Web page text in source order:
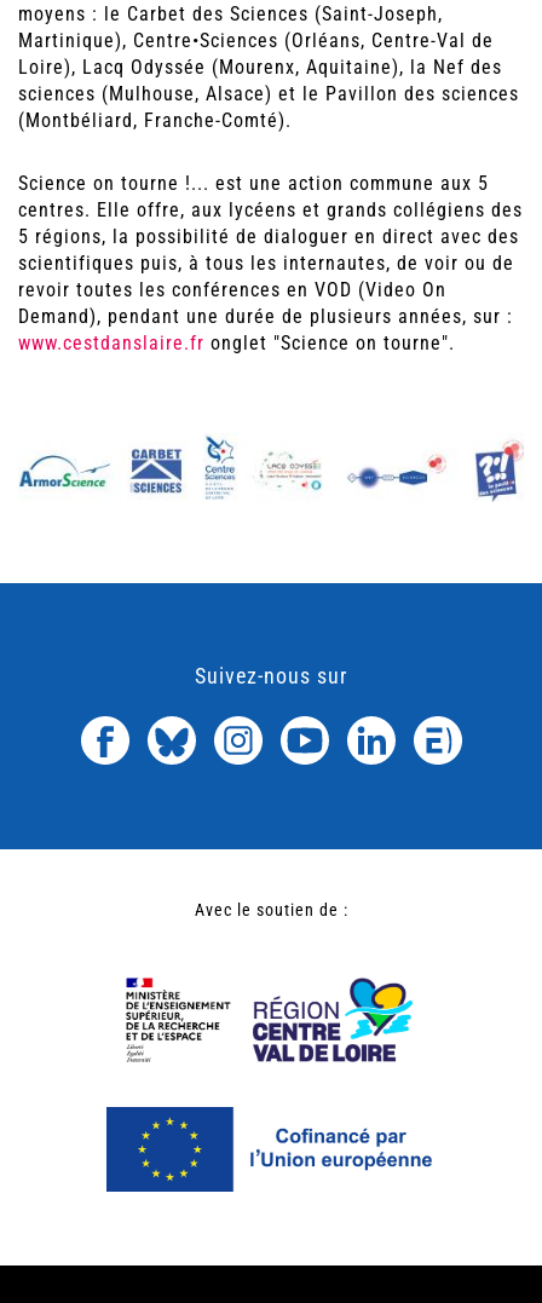
moyens : le Carbet des Sciences (Saint-Joseph,
Martinique), Centre•Sciences (Orléans, Centre-Val de
Loire), Lacq Odyssée (Mourenx, Aquitaine), la Nef des
sciences (Mulhouse, Alsace) et le Pavillon des sciences
(Montbéliard, Franche-Comté).
Science on tourne !... est une action commune aux 5
centres. Elle offre, aux lycéens et grands collégiens des
5 régions, la possibilité de dialoguer en direct avec des
scientifiques puis, à tous les internautes, de voir ou de
revoir toutes les conférences en VOD (Video On
Demand), pendant une durée de plusieurs années, sur :
www.cestdanslaire.fr onglet "Science on tourne".
Suivez-nous sur
Avec le soutien de :